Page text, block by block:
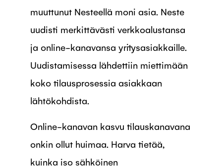
muuttunut Nesteellä moni asia. Neste
uudisti merkittävästi verkkoalustansa
ja online-kanavansa yritysasiakkaille.
Uudistamisessa lähdettiin miettimään
koko tilausprosessia asiakkaan
lähtökohdista.
Online-kanavan kasvu tilauskanavana
onkin ollut huimaa. Harva tietää,
kuinka iso sähköinen